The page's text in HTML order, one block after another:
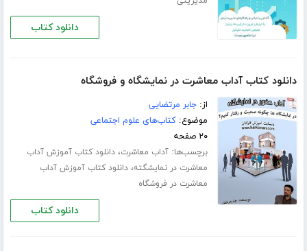
دانلود کتاب
دانلود کتاب آداب معاشرت در نمایشگاه و فروشگاه
از:جابر مرتضایی
موضوع:کتاب‌های علوم اجتماعی
۲۰ صفحه
برچسب‌ها:آداب معاشرت،دانلود کتاب آموزش آداب
معاشرت در نمایشگته،دانلود کتاب آموزش آداب
معاشرت در فروشگاه
دانلود کتاب